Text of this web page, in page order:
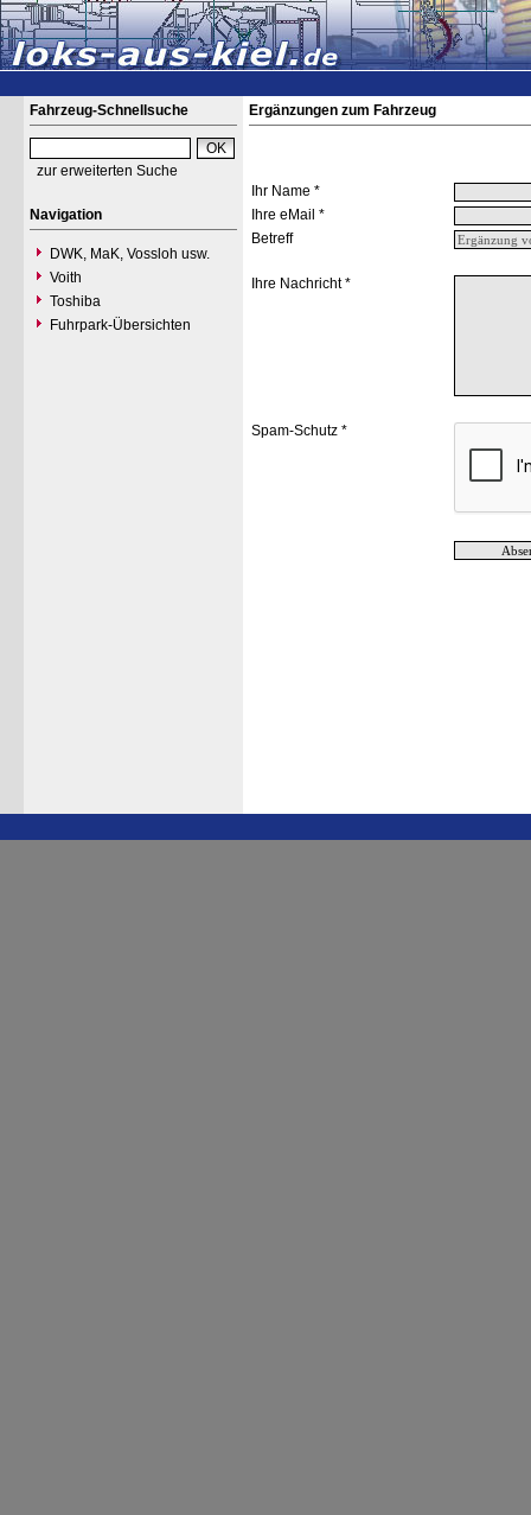
Fahrzeug-Schnellsuche
zur erweiterten Suche
Navigation
DWK, MaK, Vossloh usw.
Voith
Toshiba
Fuhrpark-Übersichten
Ergänzungen zum Fahrzeug
Ihr Name *
Ihre eMail *
Betreff
Ihre Nachricht *
Spam-Schutz *